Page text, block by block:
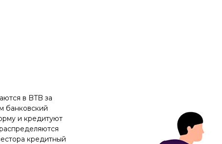
в BTB за
банковский
и кредитуют
кредитный